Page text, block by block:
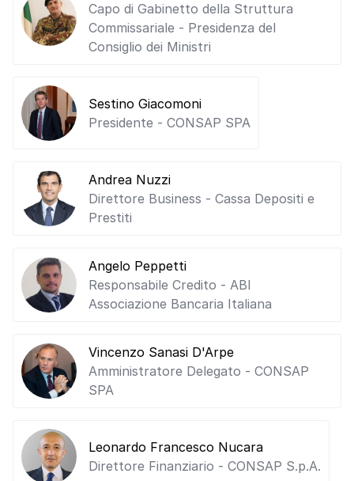
Capo di Gabinetto della Struttura
Commissariale - Presidenza del
Consiglio dei Ministri
Sestino Giacomoni
Presidente - CONSAP SPA
Andrea Nuzzi
Direttore Business - Cassa Depositi e
Prestiti
Angelo Peppetti
Responsabile Credito - ABI
Associazione Bancaria Italiana
Vincenzo Sanasi D'Arpe
Amministratore Delegato - CONSAP
SPA
Leonardo Francesco Nucara
Direttore Finanziario - CONSAP S.p.A.